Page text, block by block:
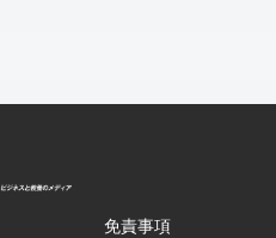
免責事項